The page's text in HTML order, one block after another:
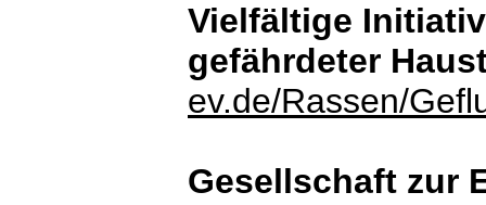
Vielfältige
gefährdeter
ev.de/Rassen/
Gesellschaft zur